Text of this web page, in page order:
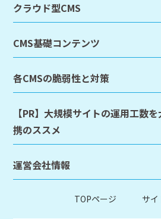
クラウド型CMS
CMS基礎コンテンツ
各CMSの脆弱性と対策
【PR】大規模サイトの運用工数
携のススメ
運営会社情報
TOPページ サ